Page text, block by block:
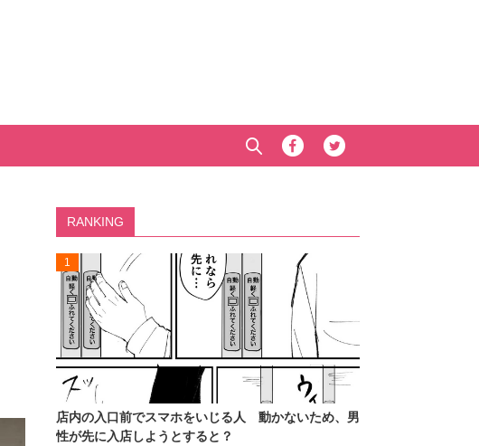
RANKING
1
店内の入口前でスマホをいじる人 動かないため、男
性が先に入店しようとすると？